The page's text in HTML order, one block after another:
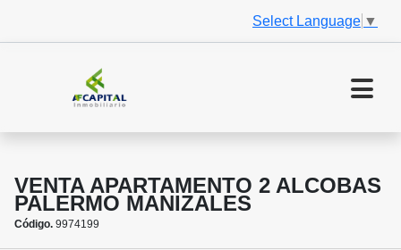
Select Language ▼
VENTA APARTAMENTO 2 ALCOBAS
PALERMO MANIZALES
Código. 9974199